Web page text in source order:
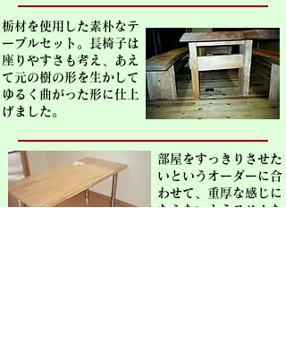
栃材を使用した素朴なテ
ーブルセット。長椅子は
座りやすさも考え、あえ
て元の樹の形を生かして
ゆるく曲がった形に仕上
げました。
部屋をすっきりさせた
いというオーダーに合
わせて、重厚な感じに
ならないようスリムな